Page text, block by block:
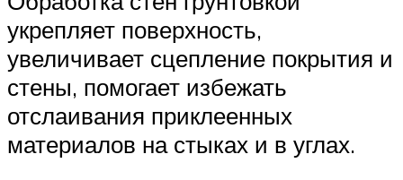
укрепляет поверхность,
увеличивает сцепление покрытия и
стены, помогает избежать
отслаивания приклеенных
материалов на стыках и в углах.